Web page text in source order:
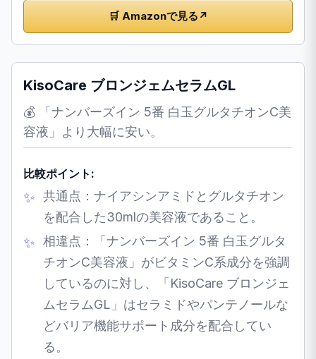
🛒 Amazonで見る ↗
KisoCare ブロンジェムセラムGL
💰 「ナンバーズイン 5番 白玉グルタチオンC美
容液」より大幅に安い。
比較ポイント:
共通点：ナイアシンアミドとグルタチオン
を配合した30mlの美容液であること。
相違点：「ナンバーズイン 5番 白玉グルタ
チオンC美容液」がビタミンC系成分を強調
しているのに対し、「KisoCare ブロンジェ
ムセラムGL」はセラミドやパンテノールな
どバリア機能サポート成分を配合してい
る。